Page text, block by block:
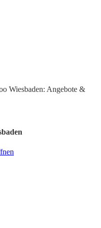
Wiesbaden: Angebote &